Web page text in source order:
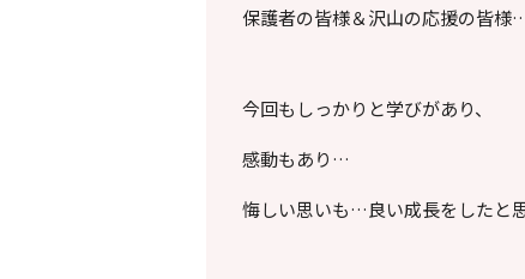
保護者の皆様＆沢山の応援の皆様
今回もしっかりと学びがあり、
感動もあり…
悔しい思いも…良い成長をしたと思